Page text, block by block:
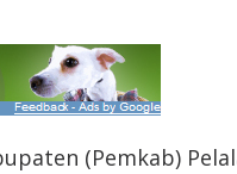
(Pemkab)